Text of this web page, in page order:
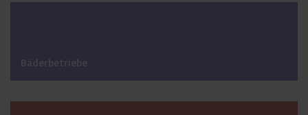
Bäderbetriebe